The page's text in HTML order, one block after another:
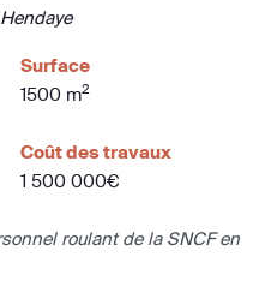
Surface
1500 m2
Coût des travaux
1 500 000€
roulant de la SNCF en